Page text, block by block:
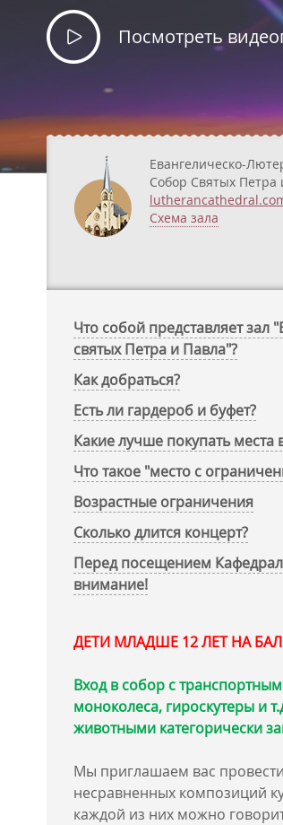
Посмотреть
Евангелическо-
Собор Святых Петра
Схема зала
Что собой представляет
святых Петра и Павла"?
Как добраться?
Есть ли гардероб и буфет?
Какие лучше покупать места
Что такое "место с
Возрастные ограничения
Сколько длится концерт?
Перед посещением
внимание!
ДЕТИ МЛАДШЕ 12 ЛЕТ НА
Вход в собор с
моноколеса, гироскутеры и
животными категорически
Мы приглашаем вас
несравненных композиций
каждой из них можно